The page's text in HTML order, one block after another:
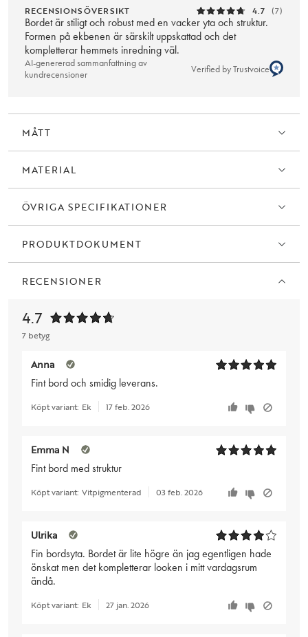
RECENSIONSÖVERSIKT 4.7 (7)
Bordet är stiligt och robust med en vacker yta och struktur.
Formen på ekbenen är särskilt uppskattad och det
kompletterar hemmets inredning väl.
AI-genererad sammanfattning av
kundrecensioner
Verified by Trustvoice
MÅTT
MATERIAL
ÖVRIGA SPECIFIKATIONER
PRODUKTDOKUMENT
RECENSIONER
4.7
7 betyg
Anna
Fint bord och smidig leverans.
Köpt variant: Ek 17 feb. 2026
Emma N
Fint bord med struktur
Köpt variant: Vitpigmenterad 03 feb. 2026
Ulrika
Fin bordsyta. Bordet är lite högre än jag egentligen hade
önskat men det kompletterar looken i mitt vardagsrum
ändå.
Köpt variant: Ek 27 jan. 2026